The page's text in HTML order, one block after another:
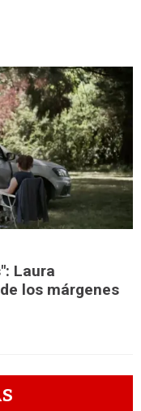
Laura
los márgenes